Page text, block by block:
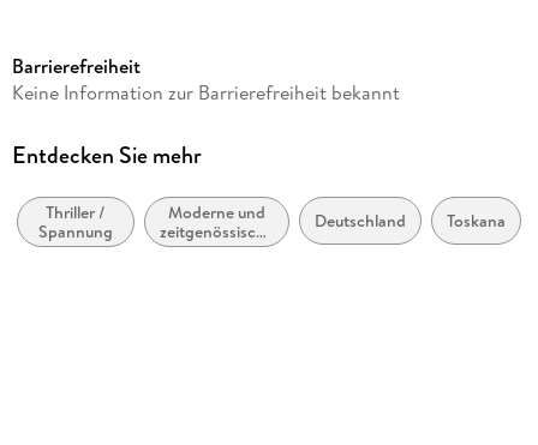
Autor/Autorin
Verlag/Hersteller
Gewicht
440 g
Barrierefreiheit
Keine Information zur Barrierefreiheit bekannt
Entdecken Sie mehr
Thriller /
Spannung
Moderne und
zeitgenössische
Belletristik:
Deutschland Toskana